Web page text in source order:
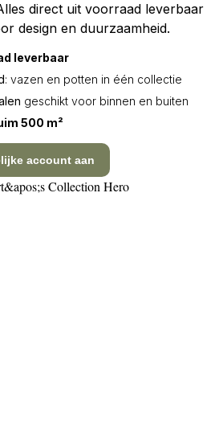
direct uit voorraad leverbaar
design en duurzaamheid.
leverbaar
: vazen en potten in één collectie
geschikt voor binnen en buiten
500 m²
account aan